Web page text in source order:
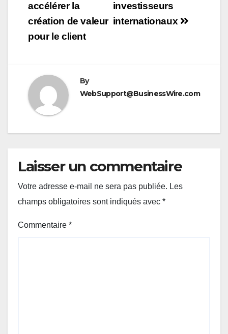
investisseurs
internationaux
accélérer la
création de valeur
pour le client
By
WebSupport@BusinessWire.com
Laisser un commentaire
Votre adresse e-mail ne sera pas publiée. Les
champs obligatoires sont indiqués avec *
Commentaire *